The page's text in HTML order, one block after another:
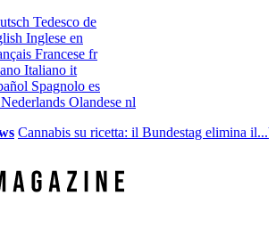
Tedesco de
Inglese en
Francese fr
Italiano it
Spagnolo es
Nederlands Olandese nl
Cannabis su ricetta: il Bundestag elimina il...